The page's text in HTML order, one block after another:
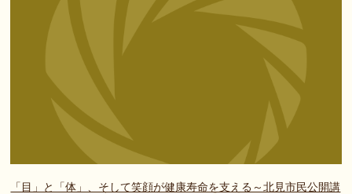
「目」と「体」、そして笑顔が健康寿命を支える～北見市民公開講